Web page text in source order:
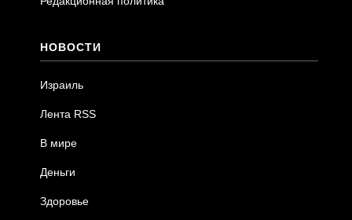
НОВОСТИ
Израиль
Лента RSS
В мире
Деньги
Здоровье